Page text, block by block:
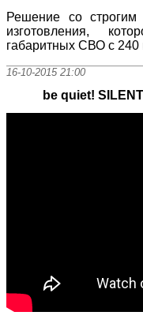
Решение со
изготовления,
габаритных СВО с
16-10-2015 21:00
be quiet!